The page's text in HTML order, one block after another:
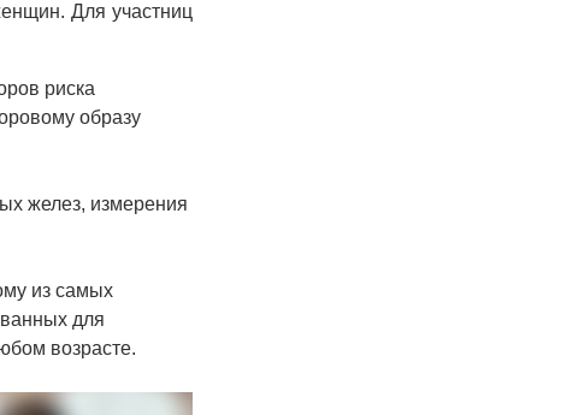
Для участниц
риска
образу
желез, измерения
из самых
для
возрасте.